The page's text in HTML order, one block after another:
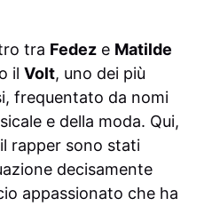
tra Fedez e Matilde
il Volt, uno dei più
frequentato da nomi
e della moda. Qui,
rapper sono stati
decisamente
appassionato che ha